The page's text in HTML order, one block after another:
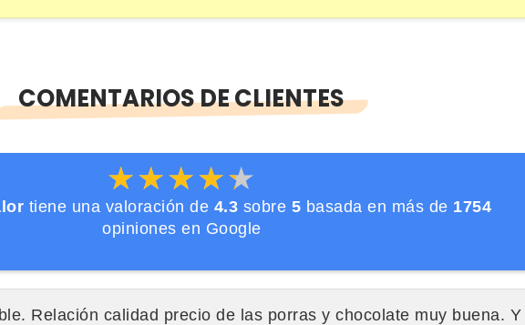
COMENTARIOS DE CLIENTES
★★★★★
★★★★★
tiene una valoración de 4.3 sobre 5 basada en más de 1754
opiniones en Google
Relación calidad precio de las porras y chocolate muy buena. Y